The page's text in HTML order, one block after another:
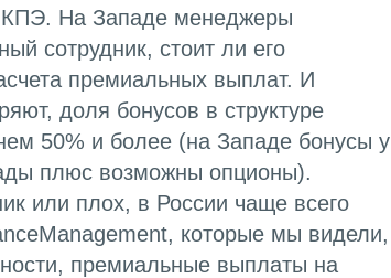
КПЭ. На Западе менеджеры
сотрудник, стоит ли его
премиальных выплат. И
доля бонусов в структуре
50% и более (на Западе бонусы у
плюс возможны опционы).
или плох, в России чаще всего
которые мы видели,
премиальные выплаты на